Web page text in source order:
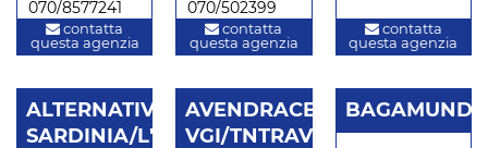
070/8577241
contatta
questa agenzia
070/502399
contatta
questa agenzia
contatta
questa agenzia
ALTERNATIVE
SARDINIA/L'ALTERNA
AVENDRACE
VGI/TNTRAVEL